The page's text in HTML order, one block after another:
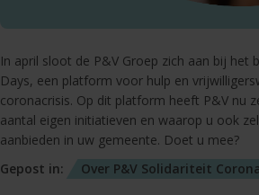
In april sloot de P&V Groep zich aan bij het
Days, een platform voor hulp en
coronacrisis. Op dit platform heeft P&V nu
aantal eigen initiatieven en waarop u ook
aanbieden in uw gemeente. Doet u mee?
Gepost in:
Over P&V Solidariteit